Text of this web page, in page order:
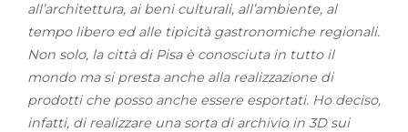
all’architettura, ai beni culturali, all’ambiente, al
tempo libero ed alle tipicità gastronomiche regionali.
Non solo, la città di Pisa è conosciuta in tutto il
mondo ma si presta anche alla realizzazione di
prodotti che posso anche essere esportati. Ho deciso,
infatti, di realizzare una sorta di archivio in 3D sui